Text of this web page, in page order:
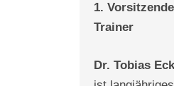
1.
Trainer
Dr. Tobias